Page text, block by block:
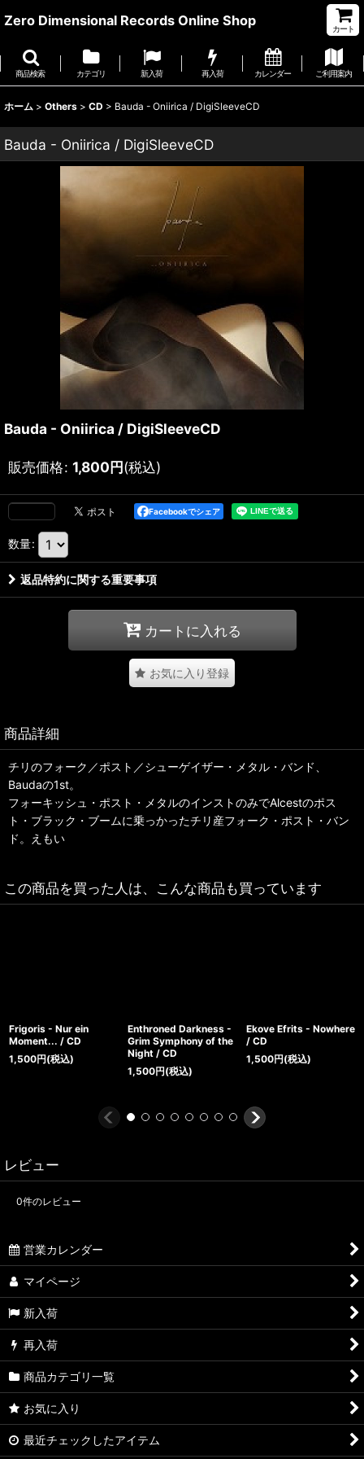
Zero Dimensional Records Online Shop
カート
商品検索 カテゴリ 新入荷 再入荷 カレンダー ご利用案内
ホーム > Others > CD > Bauda - Oniirica / DigiSleeveCD
Bauda - Oniirica / DigiSleeveCD
Bauda - Oniirica / DigiSleeveCD
販売価格: 1,800円(税込)
Facebookでシェア
数量:
返品特約に関する重要事項
カートに入れる
お気に入り登録
商品詳細
チリのフォーク／ポスト／シューゲイザー・メタル・バンド、
Baudaの1st。
フォーキッシュ・ポスト・メタルのインストのみでAlcestのポス
ト・ブラック・ブームに乗っかったチリ産フォーク・ポスト・バン
ド。えもい
この商品を買った人は、こんな商品も買っています
Frigoris - Nur ein
Moment... / CD
1,500円(税込)
Enthroned Darkness -
Grim Symphony of the
Night / CD
1,500円(税込)
Ekove Efrits - Nowhere
/ CD
1,500円(税込)
レビュー
0件のレビュー
営業カレンダー
マイページ
新入荷
再入荷
商品カテゴリ一覧
お気に入り
最近チェックしたアイテム